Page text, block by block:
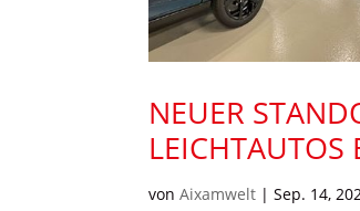
NEUER
LEICHTAUTOS
vonAixamwelt |Sep. 14,